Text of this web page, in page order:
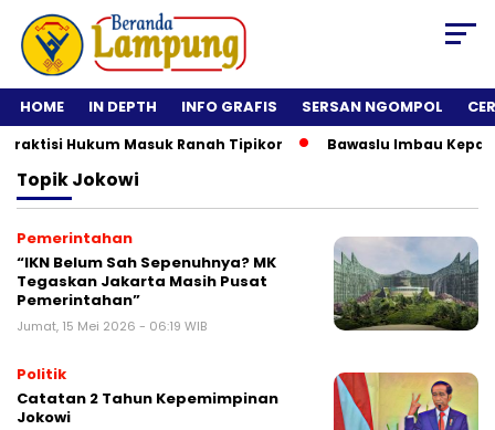
HOME IN DEPTH INFO GRAFIS SERSAN NGOMPOL
Hukum Masuk Ranah Tipikor Bawaslu Imbau Kepala
TopikJokowi
Pemerintahan
“IKN Belum Sah Sepenuhnya? MK
Tegaskan Jakarta Masih Pusat
Pemerintahan”
Jumat, 15 Mei 2026 - 06:19 WIB
Politik
Catatan 2 Tahun Kepemimpinan
Jokowi